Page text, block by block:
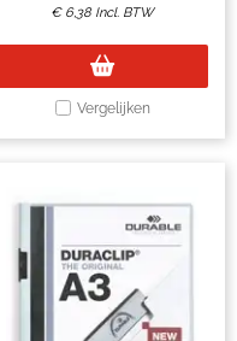
€ 6,38 Incl. BTW
Vergelijken